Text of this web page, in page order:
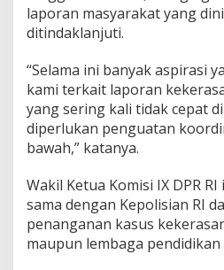
laporan masyarakat yang
ditindaklanjuti.
“Selama ini banyak aspirasi
kami terkait laporan
yang sering kali tidak cepat
diperlukan penguatan
bawah,” katanya.
Wakil Ketua Komisi IX DPR
sama dengan Kepolisian RI
penanganan kasus
maupun lembaga pendidikan